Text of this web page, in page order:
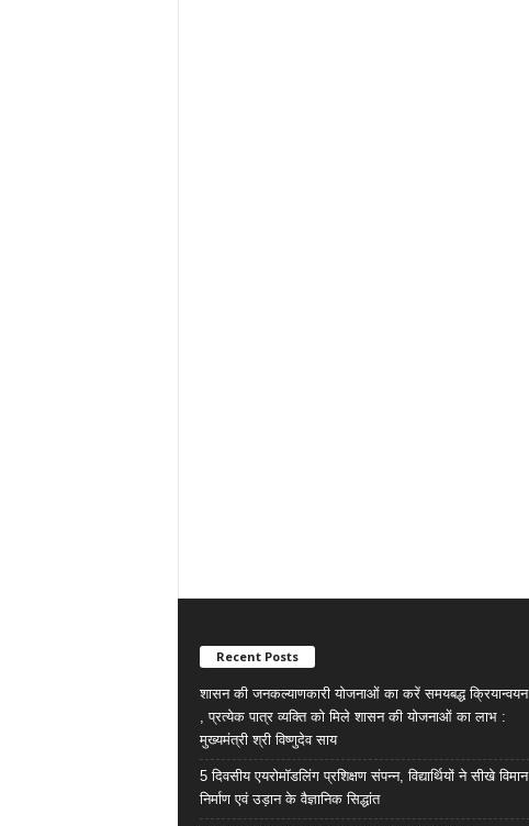
Recent Posts
शासन की जनकल्याणकारी योजनाओं का करें समयबद्ध क्रियान्वयन
, प्रत्येक पात्र व्यक्ति को मिले शासन की योजनाओं का लाभ :
मुख्यमंत्री श्री विष्णुदेव साय
5 दिवसीय एयरोमॉडलिंग प्रशिक्षण संपन्न, विद्यार्थियों ने सीखे विमान
निर्माण एवं उड़ान के वैज्ञानिक सिद्धांत